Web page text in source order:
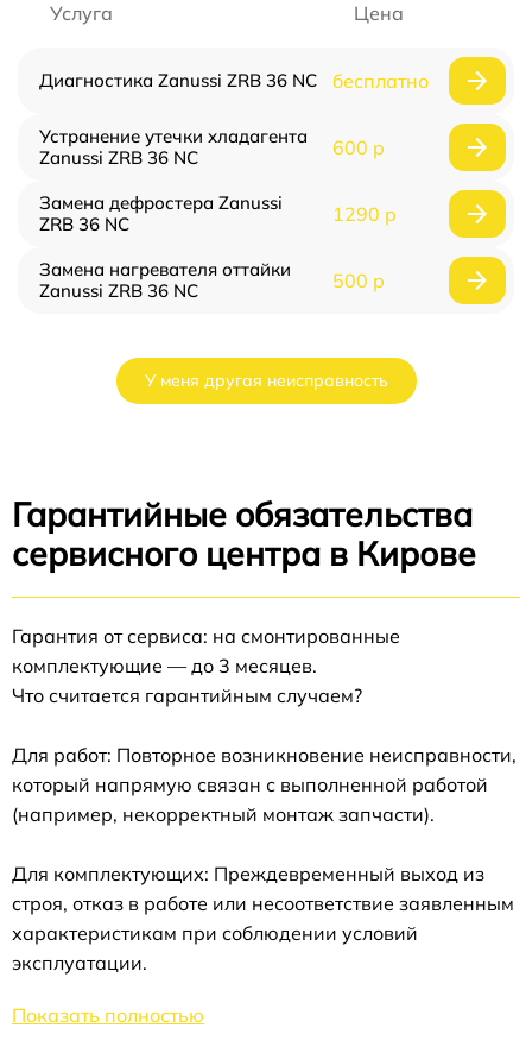
Услуга Цена
Диагностика Zanussi ZRB 36 NC бесплатно
Устранение утечки хладагента
Zanussi ZRB 36 NC
600 р
Замена дефростера Zanussi
ZRB 36 NC
1290 р
Замена нагревателя оттайки
Zanussi ZRB 36 NC
500 р
У меня другая неисправность
Гарантийные обязательства
сервисного центра в Кирове
Гарантия от сервиса: на смонтированные
комплектующие — до 3 месяцев.
Что считается гарантийным случаем?
Для работ: Повторное возникновение неисправности,
который напрямую связан с выполненной работой
(например, некорректный монтаж запчасти).
Для комплектующих: Преждевременный выход из
строя, отказ в работе или несоответствие заявленным
характеристикам при соблюдении условий
эксплуатации.
Показать полностью